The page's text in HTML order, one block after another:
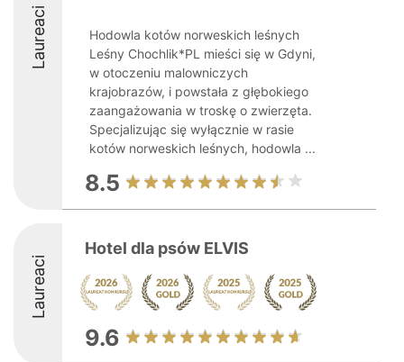
Laureaci
Hodowla kotów norweskich leśnych
Leśny Chochlik*PL mieści się w Gdyni,
w otoczeniu malowniczych
krajobrazów, i powstała z głębokiego
zaangażowania w troskę o zwierzęta.
Specjalizując się wyłącznie w rasie
kotów norweskich leśnych, hodowla ...
8.5
Laureaci
Hotel dla psów ELVIS
9.6